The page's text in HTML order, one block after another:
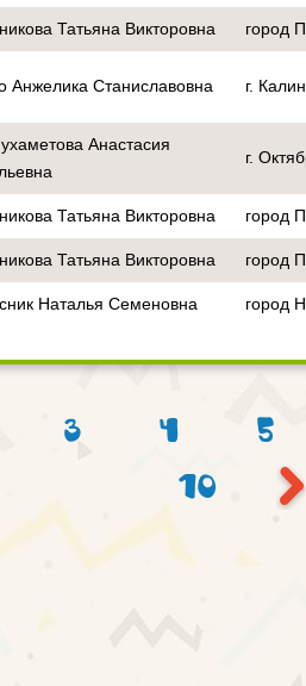
Татьяна Викторовна город
Анжелика Станиславовна г.
Анастасия
г.
Татьяна Викторовна город
Татьяна Викторовна город
Наталья Семеновна город
3 4 5
10